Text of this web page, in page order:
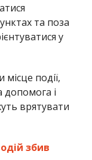
та поза
у
події,
і
врятувати
збив